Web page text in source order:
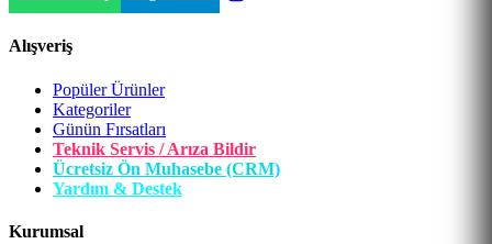
Alışveriş
Popüler Ürünler
Kategoriler
Günün Fırsatları
Teknik Servis / Arıza Bildir
Ücretsiz Ön Muhasebe (CRM)
Yardım & Destek
Kurumsal